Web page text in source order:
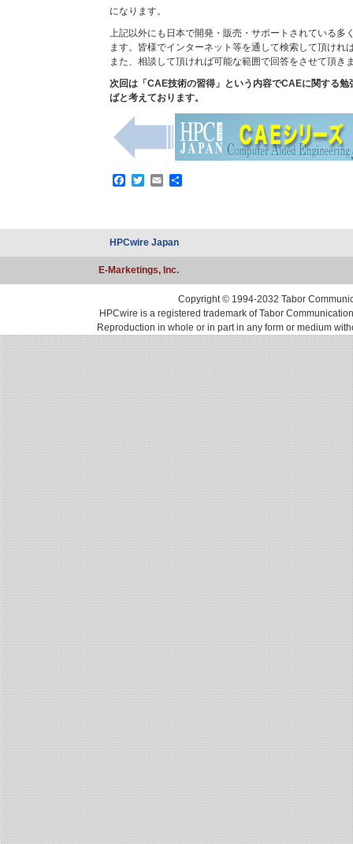
になります。
上記以外にも日本で開発・販売・サポートされている多
ます。皆様でインターネット等を通して検索して頂けれ
また、相談して頂ければ可能な範囲で回答をさせて頂き
次回は「CAE技術の習得」という内容でCAEに関する勉
ばと考えております。
Facebook
TwitterEmail
共
HPCwire Japan
E-Marketings, Inc.
Copyright © 1994-2032 Tabor
HPCwire is a registered trademark of Tabor
Reproduction in whole or in part in any form or medium